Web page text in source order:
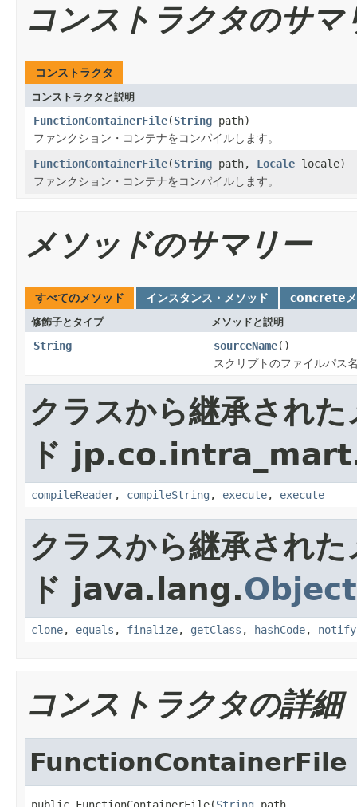
コンストラクタのサマ
コンストラクタ
コンストラクタと説明
FunctionContainerFile(String path)
ファンクション・コンテナをコンパイルします。
FunctionContainerFile(String path, Locale locale)
ファンクション・コンテナをコンパイルします。
メソッドのサマリー
すべてのメソッド インスタンス・メソッド concreteメ
修飾子とタイプ メソッドと説明
String sourceName()
スクリプトのファイルパス
クラスから継承された
ド
compileReader, compileString , execute, execute
クラスから継承された
ド java.lang.Object
clone, equals , finalize, getClass , hashCode, notify
コンストラクタの詳細
FunctionContainerFile
public FunctionContainerFile(String path,